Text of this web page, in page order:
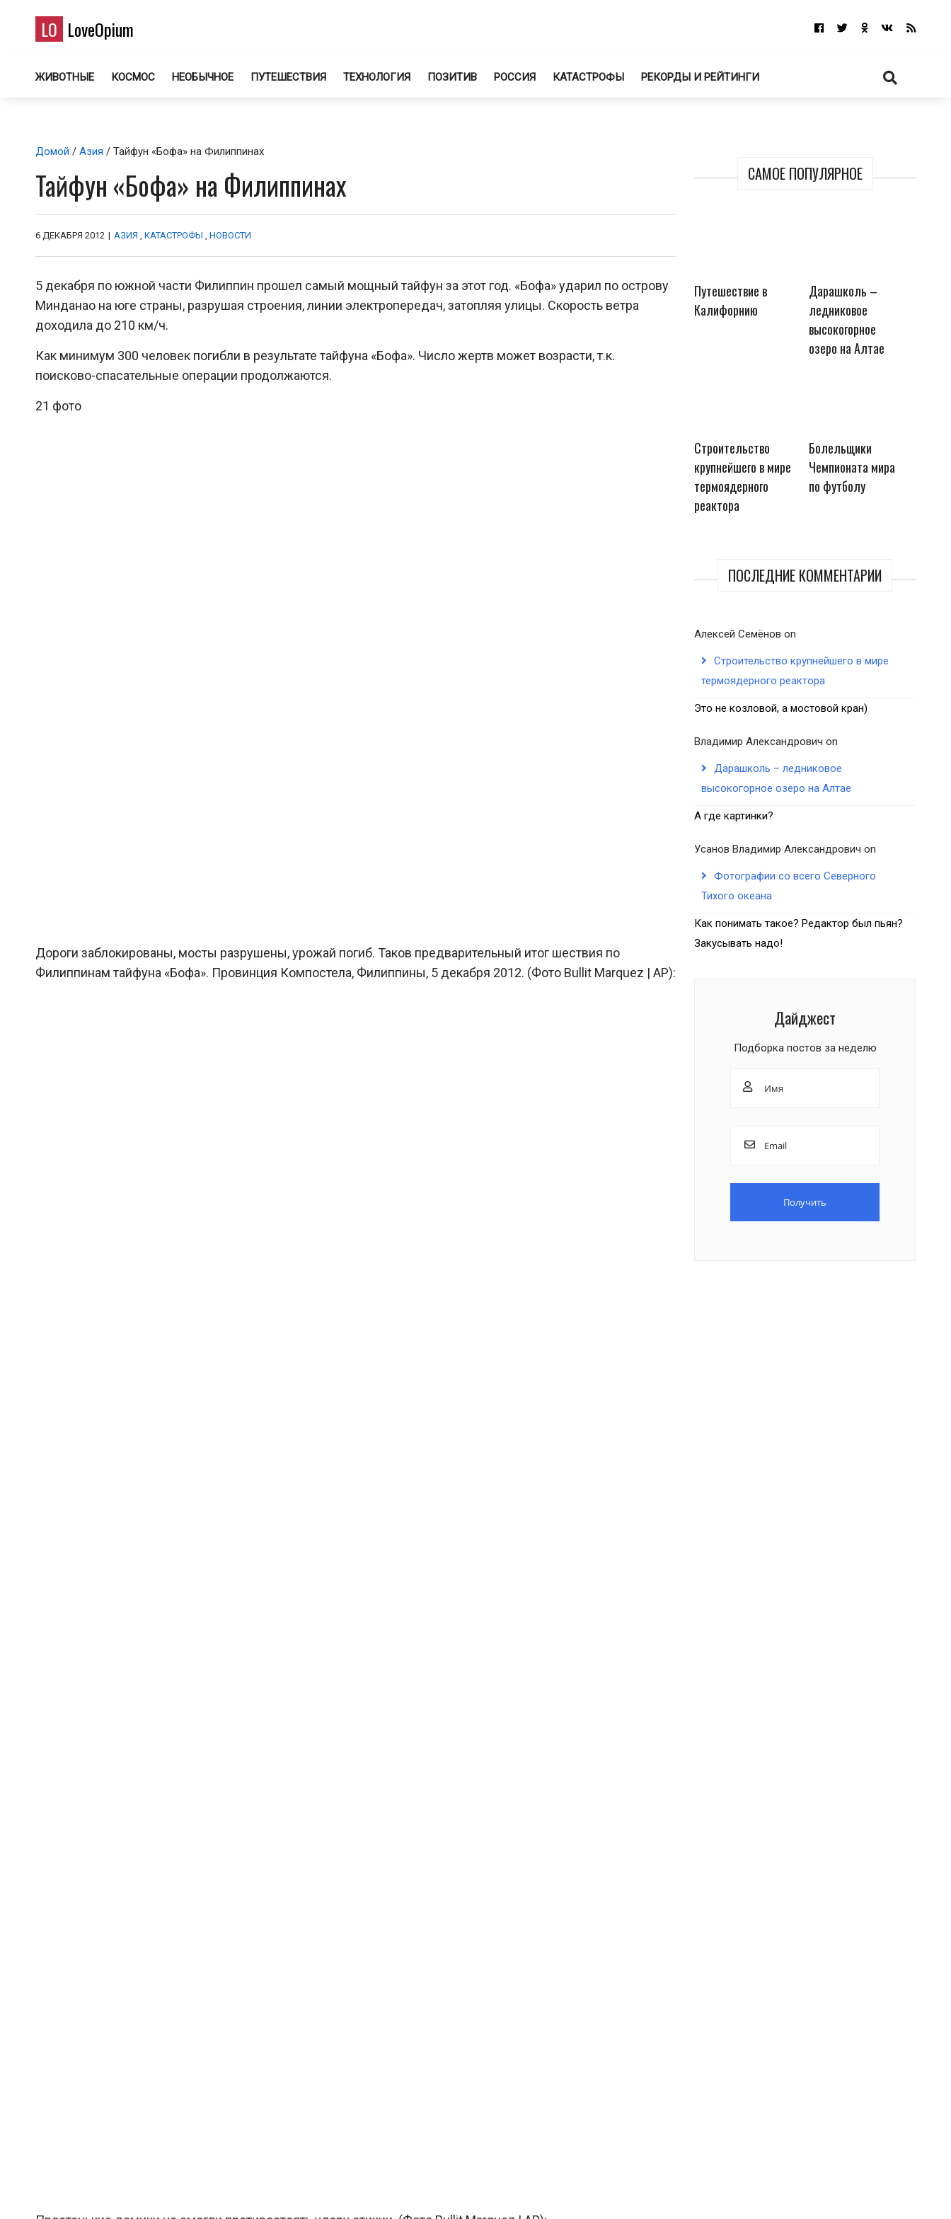
LO LoveOpium
ЖИВОТНЫЕ КОСМОС НЕОБЫЧНОЕ ПУТЕШЕСТВИЯ ТЕХНОЛОГИЯ ПОЗИТИВ РОССИЯ КАТАСТРОФЫ РЕКОРДЫ И РЕЙТИНГИ
САМОЕ ПОПУЛЯРНОЕ
Путешествие в
Калифорнию
Дарашколь –
ледниковое
высокогорное
озеро на Алтае
Строительство
крупнейшего в мире
термоядерного
реактора
Болельщики
Чемпионата мира
по футболу
ПОСЛЕДНИЕ КОММЕНТАРИИ
Алексей Семёнов on
Строительство крупнейшего в мире
термоядерного реактора
Это не козловой, а мостовой кран)
Владимир Александрович on
Дарашколь – ледниковое
высокогорное озеро на Алтае
А где картинки?
Усанов Владимир Александрович on
Фотографии со всего Северного
Тихого океана
Как понимать такое? Редактор был пьян?
Закусывать надо!
Дайджест
Подборка постов за неделю
Домой / Азия / Тайфун «Бофа» на Филиппинах
Тайфун «Бофа» на Филиппинах
6 ДЕКАБРЯ 2012 | АЗИЯ , КАТАСТРОФЫ , НОВОСТИ
5 декабря по южной части Филиппин прошел самый мощный тайфун за этот год. «Бофа» ударил по острову
Минданао на юге страны, разрушая строения, линии электропередач, затопляя улицы. Скорость ветра
доходила до 210 км/ч.
Как минимум 300 человек погибли в результате тайфуна «Бофа». Число жертв может возрасти, т.к.
поисково-спасательные операции продолжаются.
21 фото
Дороги заблокированы, мосты разрушены, урожай погиб. Таков предварительный итог шествия по
Филиппинам тайфуна «Бофа». Провинция Компостела, Филиппины, 5 декабря 2012. (Фото Bullit Marquez | AP):